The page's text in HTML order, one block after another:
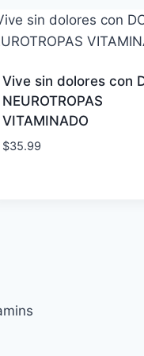
Vive sin dolores con
NEUROTROPAS
VITAMINADO
$35.99